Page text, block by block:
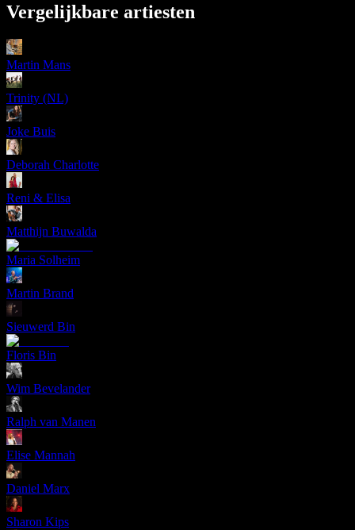
Vergelijkbare artiesten
Martin Mans
Trinity (NL)
Joke Buis
Deborah Charlotte
Reni & Elisa
Matthijn Buwalda
Maria Solheim
Martin Brand
Sieuwerd Bin
Floris Bin
Wim Bevelander
Ralph van Manen
Elise Mannah
Daniel Marx
Sharon Kips